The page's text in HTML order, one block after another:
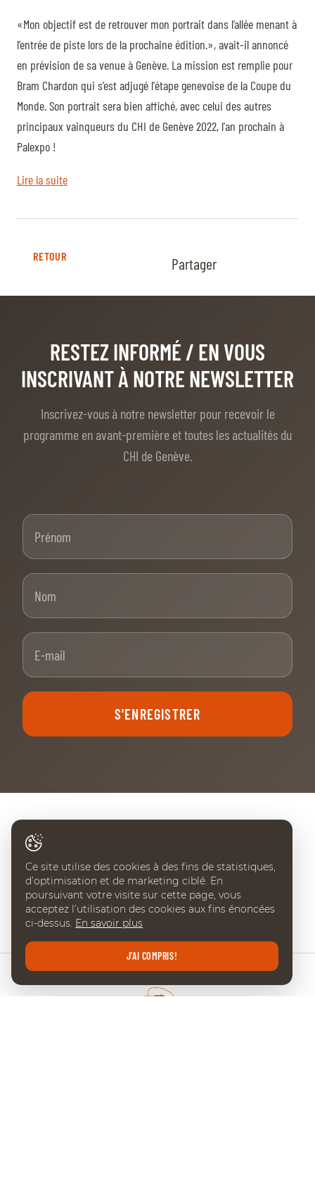
«Mon objectif est de retrouver mon portrait dans l’allée menant à
l’entrée de piste lors de la prochaine édition.», avait-il annoncé
en prévision de sa venue à Genève. La mission est remplie pour
Bram Chardon qui s’est adjugé l'étape genevoise de la Coupe du
Monde. Son portrait sera bien affiché, avec celui des autres
principaux vainqueurs du CHI de Genève 2022, l'an prochain à
Palexpo !
Lire la suite
RETOUR Partager
RESTEZ INFORMÉ / EN VOUS
INSCRIVANT À NOTRE NEWSLETTER
Inscrivez-vous à notre newsletter pour recevoir le
programme en avant-première et toutes les actualités du
CHI de Genève.
S'ENREGISTRER
Ce site utilise des cookies à des fins de statistiques,
d’optimisation et de marketing ciblé. En
poursuivant votre visite sur cette page, vous
acceptez l’utilisation des cookies aux fins énoncées
ci-dessus. En savoir plus
J'AI COMPRIS!